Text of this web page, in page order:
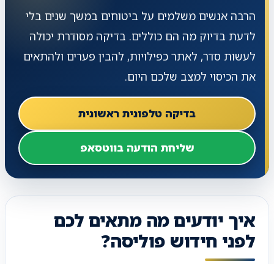
הרבה אנשים משלמים על ביטוחים במשך שנים בלי
לדעת בדיוק מה הם כוללים. בדיקה מסודרת יכולה
לעשות סדר, לאתר כפילויות, להבין פערים ולהתאים
את הכיסוי למצב שלכם היום.
בדיקה טלפונית ראשונית
שליחת הודעה בווטסאפ
איך יודעים מה מתאים לכם
לפני חידוש פוליסה?